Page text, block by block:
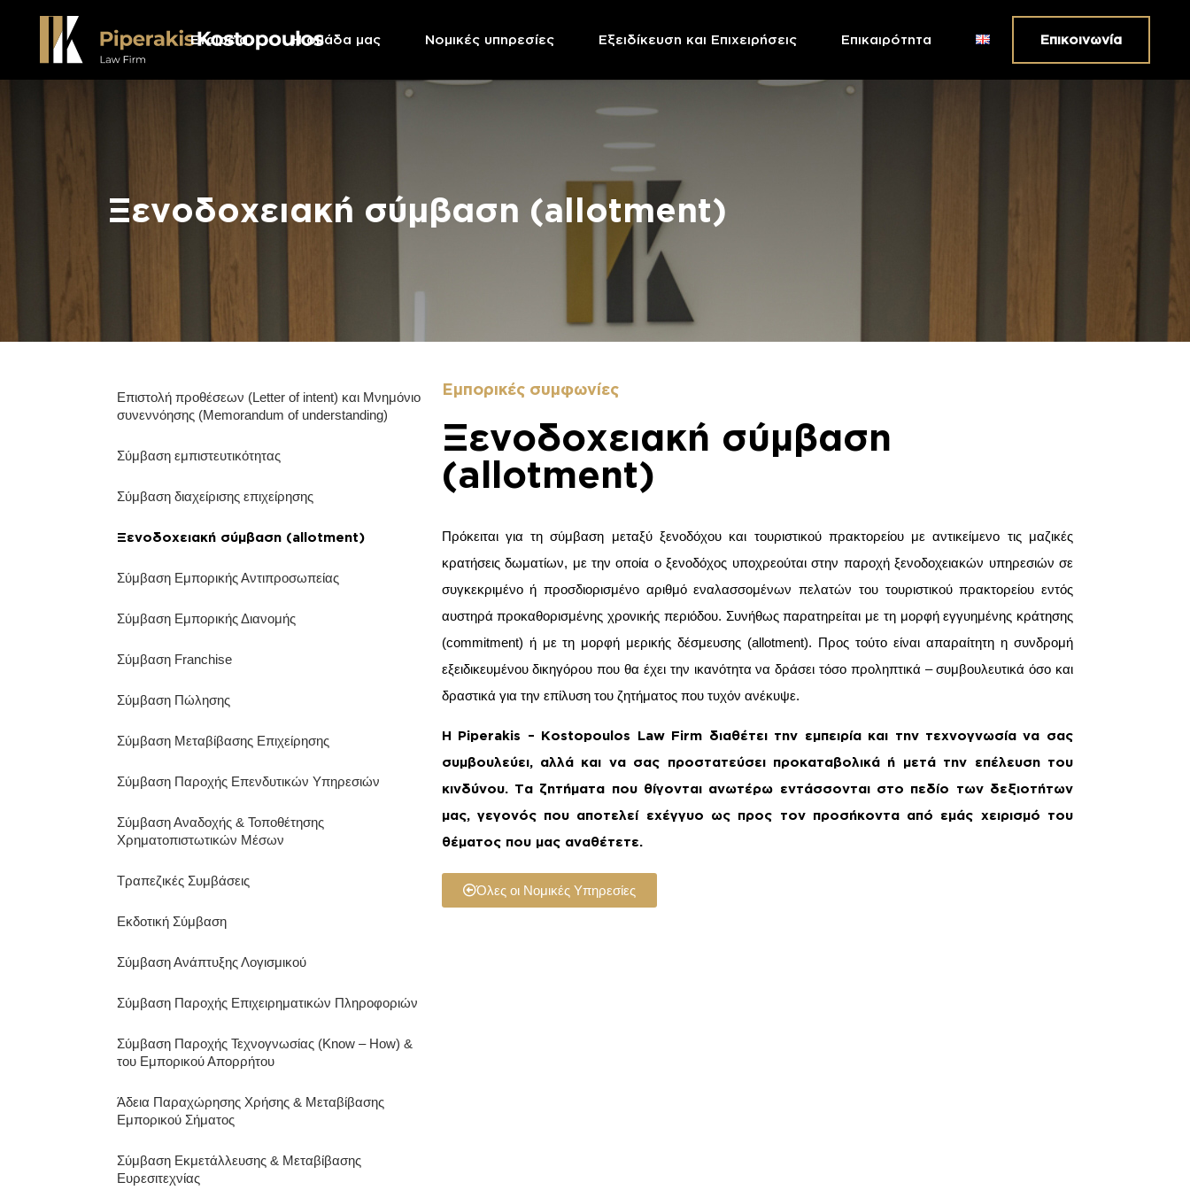
Eταιρεία Η ομάδα μας Νομικές υπηρεσίες Εξειδίκευση και Επιχειρήσεις Επικαιρότητα Επικοινωνία
Ξενοδοχειακή σύμβαση (allotment)
Επιστολή προθέσεων (Letter of intent) και Μνημόνιο
συνεννόησης (Memorandum of understanding)
Σύμβαση εμπιστευτικότητας
Σύμβαση διαχείρισης επιχείρησης
Ξενοδοχειακή σύμβαση (allotment)
Σύμβαση Εμπορικής Αντιπροσωπείας
Σύμβαση Εμπορικής Διανομής
Σύμβαση Franchise
Σύμβαση Πώλησης
Σύμβαση Μεταβίβασης Επιχείρησης
Σύμβαση Παροχής Επενδυτικών Υπηρεσιών
Σύμβαση Αναδοχής & Τοποθέτησης
Χρηματοπιστωτικών Μέσων
Τραπεζικές Συμβάσεις
Εκδοτική Σύμβαση
Σύμβαση Ανάπτυξης Λογισμικού
Σύμβαση Παροχής Επιχειρηματικών Πληροφοριών
Σύμβαση Παροχής Τεχνογνωσίας (Know – How) &
του Εμπορικού Απορρήτου
Άδεια Παραχώρησης Χρήσης & Μεταβίβασης
Εμπορικού Σήματος
Σύμβαση Εκμετάλλευσης & Μεταβίβασης
Ευρεσιτεχνίας
Εμπορικές συμφωνίες
Ξενοδοχειακή σύμβαση
(allotment)
Πρόκειται για τη σύμβαση μεταξύ ξενοδόχου και τουριστικού πρακτορείου με αντικείμενο τις μαζικές
κρατήσεις δωματίων, με την οποία ο ξενοδόχος υποχρεούται στην παροχή ξενοδοχειακών υπηρεσιών σε
συγκεκριμένο ή προσδιορισμένο αριθμό εναλασσομένων πελατών του τουριστικού πρακτορείου εντός
αυστηρά προκαθορισμένης χρονικής περιόδου. Συνήθως παρατηρείται με τη μορφή εγγυημένης κράτησης
(commitment) ή με τη μορφή μερικής δέσμευσης (allotment). Προς τούτο είναι απαραίτητη η συνδρομή
εξειδικευμένου δικηγόρου που θα έχει την ικανότητα να δράσει τόσο προληπτικά – συμβουλευτικά όσο και
δραστικά για την επίλυση του ζητήματος που τυχόν ανέκυψε.
Η Piperakis – Kostopoulos Law Firm διαθέτει την εμπειρία και την τεχνογνωσία να σας
συμβουλεύει, αλλά και να σας προστατεύσει προκαταβολικά ή μετά την επέλευση του
κινδύνου. Τα ζητήματα που θίγονται ανωτέρω εντάσσονται στο πεδίο των δεξιοτήτων
μας, γεγονός που αποτελεί εχέγγυο ως προς τον προσήκοντα από εμάς χειρισμό του
θέματος που μας αναθέτετε.
Όλες οι Νομικές Υπηρεσίες